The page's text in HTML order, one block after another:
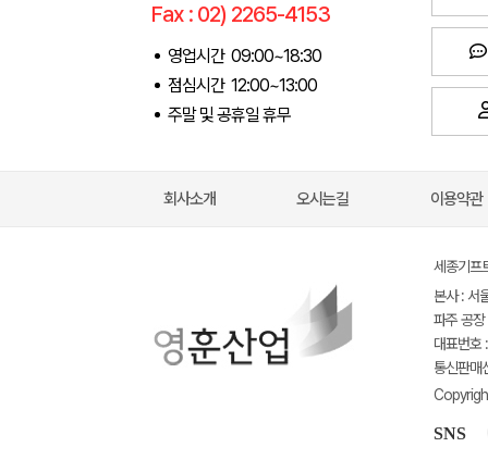
Fax : 02) 2265-4153
영업시간 09:00~18:30
점심시간 12:00~13:00
주말 및 공휴일 휴무
회사소개 오시는길 이용약관
세종기
본사 : 서
파주 공
대표번
통신판
SNS